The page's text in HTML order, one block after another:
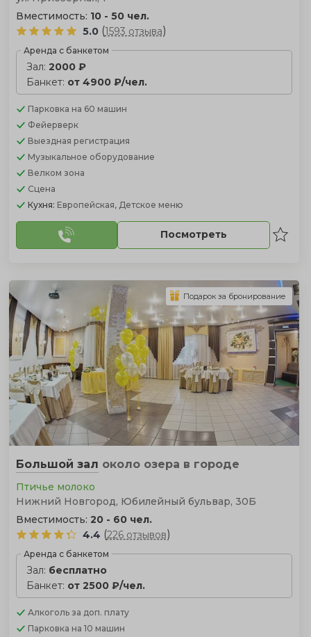
Вместимость: 10 - 50 чел.
5.0 (1593 отзыва)
Аренда с банкетом
Зал: 2000 ₽
Банкет: от 4900 ₽/чел.
Парковка на 60 машин
Фейерверк
Выездная регистрация
Музыкальное оборудование
Велком зона
Сцена
Кухня: Европейская, Детское меню
Посмотреть
Большой зал около озера в городе
Птичье молоко
Нижний Новгород, Юбилейный бульвар, 30Б
Вместимость: 20 - 60 чел.
4.4 (226 отзывов)
Аренда с банкетом
Зал: бесплатно
Банкет: от 2500 ₽/чел.
Алкоголь за доп. плату
Парковка на 10 машин
Подарок за бронирование